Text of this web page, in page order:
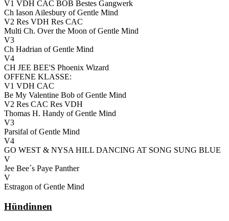
V1 VDH CAC BOB Bestes Gangwerk
Ch Iason Ailesbury of Gentle Mind
V2 Res VDH Res CAC
Multi Ch. Over the Moon of Gentle Mind
V3
Ch Hadrian of Gentle Mind
V4
CH JEE BEE'S Phoenix Wizard
OFFENE KLASSE:
V1 VDH CAC
Be My Valentine Bob of Gentle Mind
V2 Res CAC Res VDH
Thomas H. Handy of Gentle Mind
V3
Parsifal of Gentle Mind
V4
GO WEST & NYSA HILL DANCING AT SONG SUNG BLUE
V
Jee Bee´s Paye Panther
V
Estragon of Gentle Mind
Hündinnen